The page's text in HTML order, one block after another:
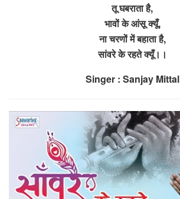
तू घबराता है,
भावों के आंसू क्यूँ,
ना चरणों में बहाता है,
सांवरे के रहते क्यूँ।।
Singer : Sanjay Mittal